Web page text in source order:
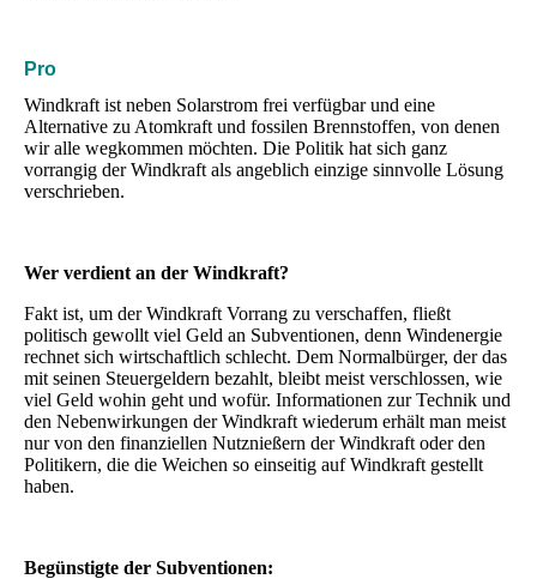
Pro
Windkraft ist neben Solarstrom frei verfügbar und eine
Alternative zu Atomkraft und fossilen Brennstoffen, von denen
wir alle wegkommen möchten. Die Politik hat sich ganz
vorrangig der Windkraft als angeblich einzige sinnvolle Lösung
verschrieben.
Wer verdient an der Windkraft?
Fakt ist, um der Windkraft Vorrang zu verschaffen, fließt
politisch gewollt viel Geld an Subventionen, denn Windenergie
rechnet sich wirtschaftlich schlecht. Dem Normalbürger, der das
mit seinen Steuergeldern bezahlt, bleibt meist verschlossen, wie
viel Geld wohin geht und wofür. Informationen zur Technik und
den Nebenwirkungen der Windkraft wiederum erhält man meist
nur von den finanziellen Nutznießern der Windkraft oder den
Politikern, die die Weichen so einseitig auf Windkraft gestellt
haben.
Begünstigte der Subventionen: